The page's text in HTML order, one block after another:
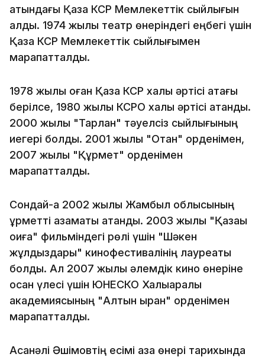
атындағы Қазақ КСР Мемлекеттік сыйлығын
алды. 1974 жылы театр өнеріндегі еңбегі үшін
Қазақ КСР Мемлекеттік сыйлығымен
марапатталды.
1978 жылы оған Қазақ КСР халық әртісі атағы
берілсе, 1980 жылы КСРО халық әртісі атанды.
2000 жылы "Тарлан" тәуелсіз сыйлығының
иегері болды. 2001 жылы "Отан" орденімен,
2007 жылы "Құрмет" орденімен
марапатталды.
Сондай-ақ 2002 жылы Жамбыл облысының
құрметті азаматы атанды. 2003 жылы "Қазақы
оқиға" фильміндегі рөлі үшін "Шәкен
жұлдыздары" кинофестивалінің лауреаты
болды. Ал 2007 жылы әлемдік кино өнеріне
қосқан үлесі үшін ЮНЕСКО Халықаралық
академиясының "Алтын қыран" орденімен
марапатталды.
Асанәлі Әшімовтің есімі қазақ өнері тарихында